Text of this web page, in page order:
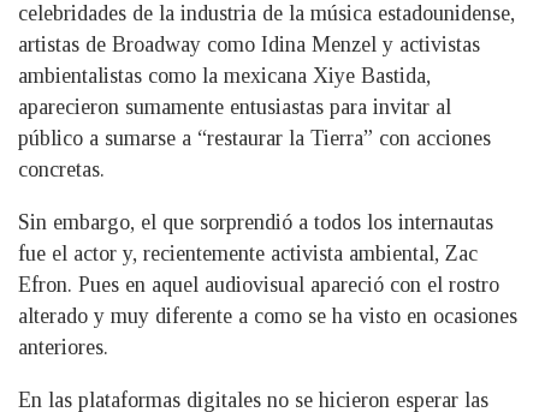
celebridades de la industria de la música estadounidense,
artistas de Broadway como Idina Menzel y activistas
ambientalistas como la mexicana Xiye Bastida,
aparecieron sumamente entusiastas para invitar al
público a sumarse a “restaurar la Tierra” con acciones
concretas.
Sin embargo, el que sorprendió a todos los internautas
fue el actor y, recientemente activista ambiental, Zac
Efron. Pues en aquel audiovisual apareció con el rostro
alterado y muy diferente a como se ha visto en ocasiones
anteriores.
En las plataformas digitales no se hicieron esperar las